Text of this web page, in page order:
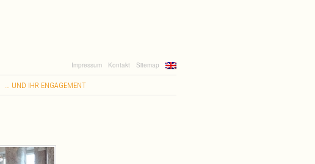
Impressum Kontakt Sitemap
UND IHR ENGAGEMENT